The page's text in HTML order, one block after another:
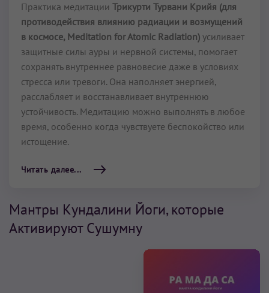
Практика медитации Трикурти Турвани Крийя (для
противодействия влиянию радиации и возмущений
в космосе, Meditation for Atomic Radiation) усиливает
защитные силы ауры и нервной системы, помогает
сохранять внутреннее равновесие даже в условиях
стресса или тревоги. Она наполняет энергией,
расслабляет и восстанавливает внутреннюю
устойчивость. Медитацию можно выполнять в любое
время, особенно когда чувствуете беспокойство или
истощение.
Читать далее...
Мантры Кундалини Йоги, которые
Активируют Сушумну